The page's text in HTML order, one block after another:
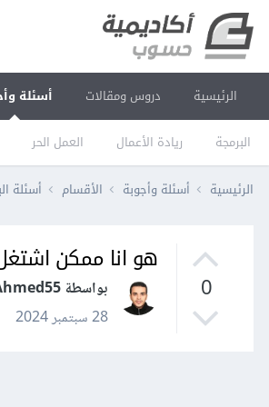
الرئيسية دروس ومقالات أسئلة
البرمجة ريادة الأعمال العمل الحر
الرئيسية أسئلة وأجوبة الأقسام أسئلة
0
هو انا ممكن
بواسطة Ali Ahmed55
28 سبتمبر 2024